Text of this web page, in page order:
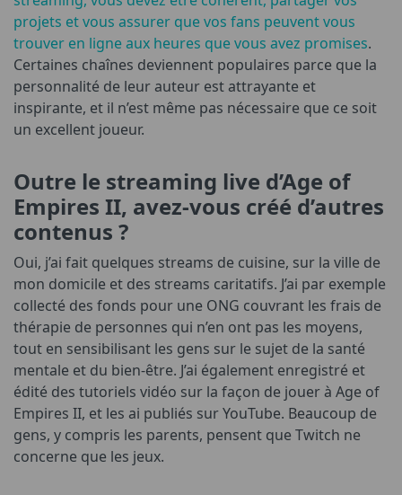
projets et vous assurer que vos fans peuvent vous
trouver en ligne aux heures que vous avez promises.
Certaines chaînes deviennent populaires parce que la
personnalité de leur auteur est attrayante et
inspirante, et il n’est même pas nécessaire que ce soit
un excellent joueur.
Outre le streaming live d’Age of
Empires II, avez-vous créé d’autres
contenus ?
Oui, j’ai fait quelques streams de cuisine, sur la ville de
mon domicile et des streams caritatifs. J’ai par exemple
collecté des fonds pour une ONG couvrant les frais de
thérapie de personnes qui n’en ont pas les moyens,
tout en sensibilisant les gens sur le sujet de la santé
mentale et du bien-être. J’ai également enregistré et
édité des tutoriels vidéo sur la façon de jouer à Age of
Empires II, et les ai publiés sur YouTube. Beaucoup de
gens, y compris les parents, pensent que Twitch ne
concerne que les jeux.